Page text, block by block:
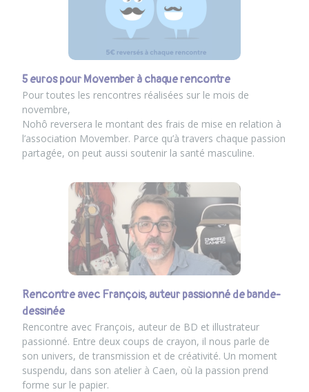
5 euros pour Movember à chaque rencontre
Pour toutes les rencontres réalisées sur le mois de
novembre,
Nohô reversera le montant des frais de mise en relation à
l’association Movember. Parce qu’à travers chaque passion
partagée, on peut aussi soutenir la santé masculine.
Rencontre avec François, auteur passionné de bande-
dessinée
Rencontre avec François, auteur de BD et illustrateur
passionné. Entre deux coups de crayon, il nous parle de
son univers, de transmission et de créativité. Un moment
suspendu, dans son atelier à Caen, où la passion prend
forme sur le papier.